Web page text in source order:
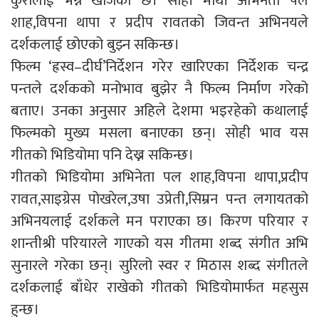
शाह,विपना थापा र प्रदीप रावतको जिवन्त अभिनयले
दर्शकलाई छोएको बुझ्न सकिन्छ।
फिल्म ‘ह्रस्व–दीर्घ’निर्देशन गरेर खारिएका निर्देशक चन्द्र
पन्तले दर्शकको मनोभाव बुझेर नै फिल्म निर्माण गरेको
बताए। उनका अनुसार अहिले देशमा भइरहेको कथालाई
फिल्मको मुख्य मसला बनाएका छन्। सोही भाव यस
गीतको भिडियोमा पनि देख्न सकिन्छ।
गीतको भिडियोमा अभिनेता पल शाह,विपना थापा,प्रदीप
रावत,साइग्रेस पोखरेल,उषा उप्रेती,सिम्रन पन्त लगायतको
अभिनयलाई दर्शकले मन पराएका छ। किरण परियार र
शान्तीश्री परियारले गाएको यस गीतमा शब्द संगीत अभि
सुनारले गरेका छन्। सुरिलो स्वर र मिठास शब्द संगीतले
दर्शकलाई बाँधेर राखेको गीतको भिडियोमार्फत महसुस
हुन्छ।